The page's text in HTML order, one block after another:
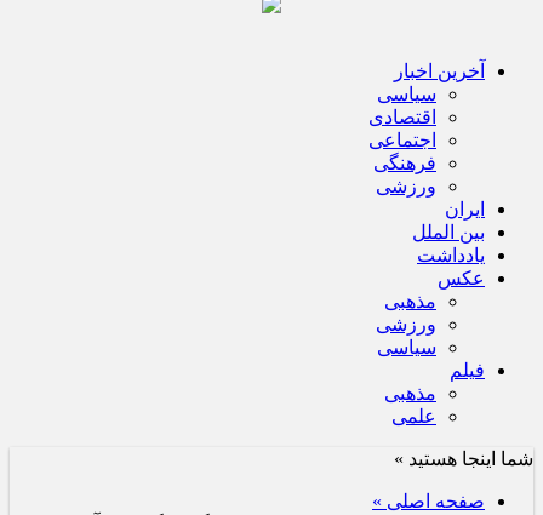
آخرین اخبار
سیاسی
اقتصادی
اجتماعی
فرهنگی
ورزشی
ایران
بین الملل
یادداشت
عکس
مذهبی
ورزشی
سیاسی
فیلم
مذهبی
علمی
شما اینجا هستید »
صفحه اصلی »